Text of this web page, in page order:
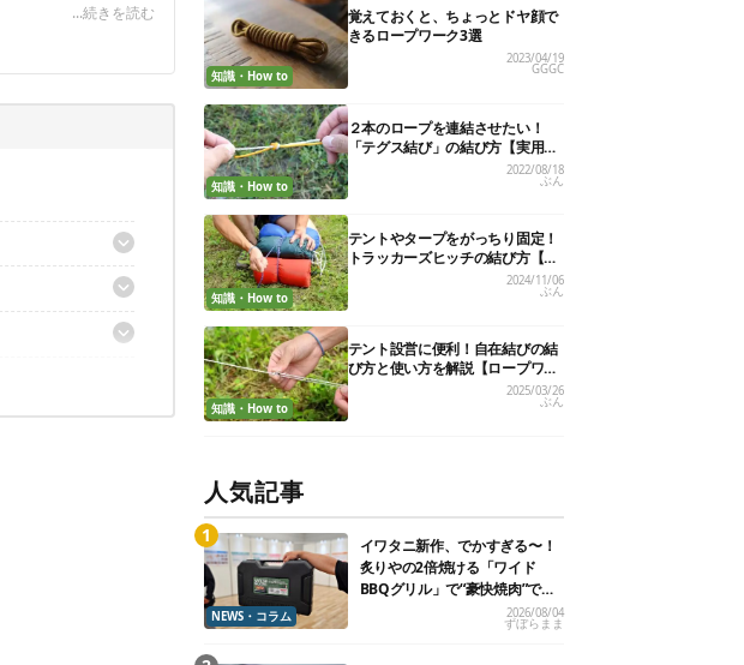
...続きを読む
知識・How to
覚えておくと、ちょっとドヤ顔で
きるロープワーク3選
2023/04/19
GGGC
知識・How to
２本のロープを連結させたい！
「テグス結び」の結び方【実用的
ロープワークvol.７】
2022/08/18
ぶん
知識・How to
テントやタープをがっちり固定！
トラッカーズヒッチの結び方【実
用的ロープワークvol.6】
2024/11/06
ぶん
知識・How to
テント設営に便利！自在結びの結
び方と使い方を解説【ロープワー
ク】
2025/03/26
ぶん
人気記事
NEWS・コラム
イワタニ新作、でかすぎる〜！
炙りやの2倍焼ける「ワイド
BBQグリル」で“豪快焼肉”でき
2026/08/04
ずぼらまま